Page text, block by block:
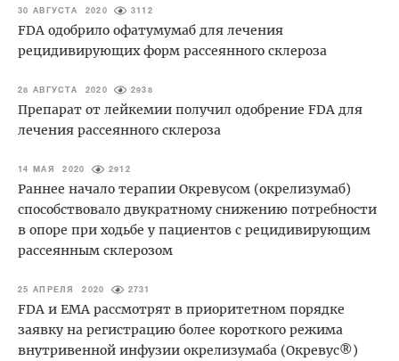
30 АВГУСТА 2020 3112
FDA одобрило офатумумаб для лечения
рецидивирующих форм рассеянного склероза
28 АВГУСТА 2020 2938
Препарат от лейкемии получил одобрение FDA для
лечения рассеянного склероза
14 МАЯ 2020 2912
Раннее начало терапии Окревусом (окрелизумаб)
способствовало двукратному снижению потребности
в опоре при ходьбе у пациентов с рецидивирующим
рассеянным склерозом
25 АПРЕЛЯ 2020 2731
FDA и EMA рассмотрят в приоритетном порядке
заявку на регистрацию более короткого режима
внутривенной инфузии окрелизумаба (Окревус®)